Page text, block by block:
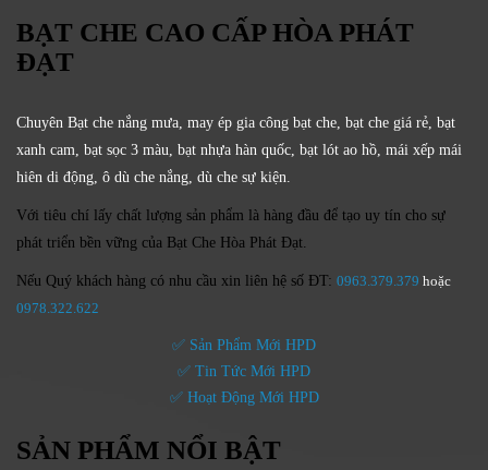
BẠT CHE CAO CẤP HÒA PHÁT
ĐẠT
Chuyên Bạt che nắng mưa, may ép gia công bạt che, bạt che giá rẻ, bạt
xanh cam, bạt sọc 3 màu, bạt nhựa hàn quốc, bạt lót ao hồ, mái xếp mái
hiên di động, ô dù che nắng, dù che sự kiện.
Với tiêu chí lấy chất lượng sản phẩm là hàng đầu để tạo uy tín cho sự
phát triển bền vững của Bạt Che Hòa Phát Đạt.
Nếu Quý khách hàng có nhu cầu xin liên hệ số ĐT: 0963.379.379 hoặc
0978.322.622
✅ Sản Phẩm Mới HPD
✅ Tin Tức Mới HPD
✅ Hoạt Động Mới HPD
SẢN PHẨM NỔI BẬT